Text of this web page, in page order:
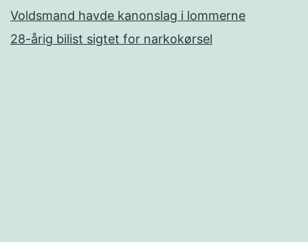
Voldsmand havde kanonslag i lommerne
28-årig bilist sigtet for narkokørsel